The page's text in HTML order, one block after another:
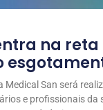
na
Medical San será
e profissionais